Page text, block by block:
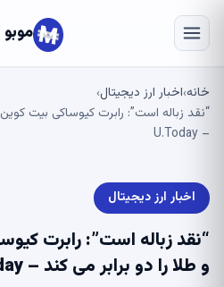
موبو
خانه›اخبار ارز دیجیتال›
“نقد زباله است”: رابرت کیوساکی بیت
– U.Today
اخبار ارز دیجیتال
“نقد زباله است”: رابرت
و طلا را دو برابر می کند – U.Today